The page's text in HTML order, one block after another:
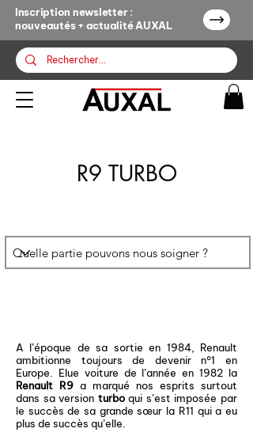
Inscription newsletter :
nouveautés + actualité AUXAL
R9 TURBO
A l’époque de sa sortie en 1984, Renault
ambitionne toujours de devenir n°1 en
Europe. Elue voiture de l’année en 1982 la
Renault R9 a marqué nos esprits surtout
dans sa version turboqui s’est imposée par
le succès de sa grande sœur la R11 qui a eu
plus de succès qu’elle.